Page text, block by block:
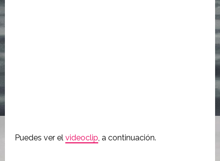
Puedes ver el videoclip, a continuación.